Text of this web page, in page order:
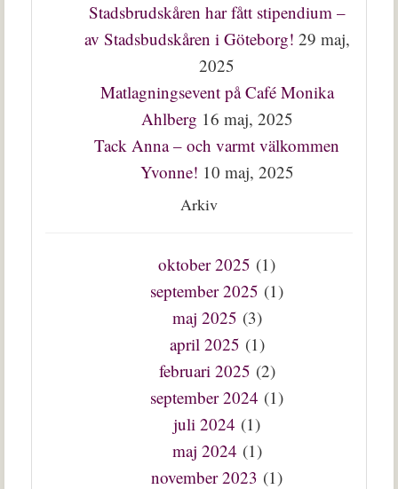
Stadsbrudskåren har fått stipendium –
av Stadsbudskåren i Göteborg! 29 maj,
2025
Matlagningsevent på Café Monika
Ahlberg 16 maj, 2025
Tack Anna – och varmt välkommen
Yvonne! 10 maj, 2025
Arkiv
oktober 2025 (1)
september 2025 (1)
maj 2025 (3)
april 2025 (1)
februari 2025 (2)
september 2024 (1)
juli 2024 (1)
maj 2024 (1)
november 2023 (1)